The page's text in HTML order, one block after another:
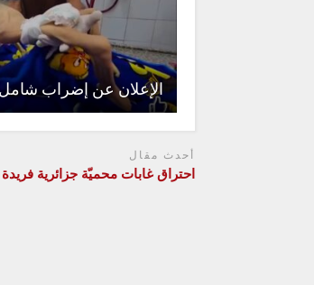
الإعلان عن إضراب
أحدث مقال
احتراق غابات محميّة جزائرية فريدة